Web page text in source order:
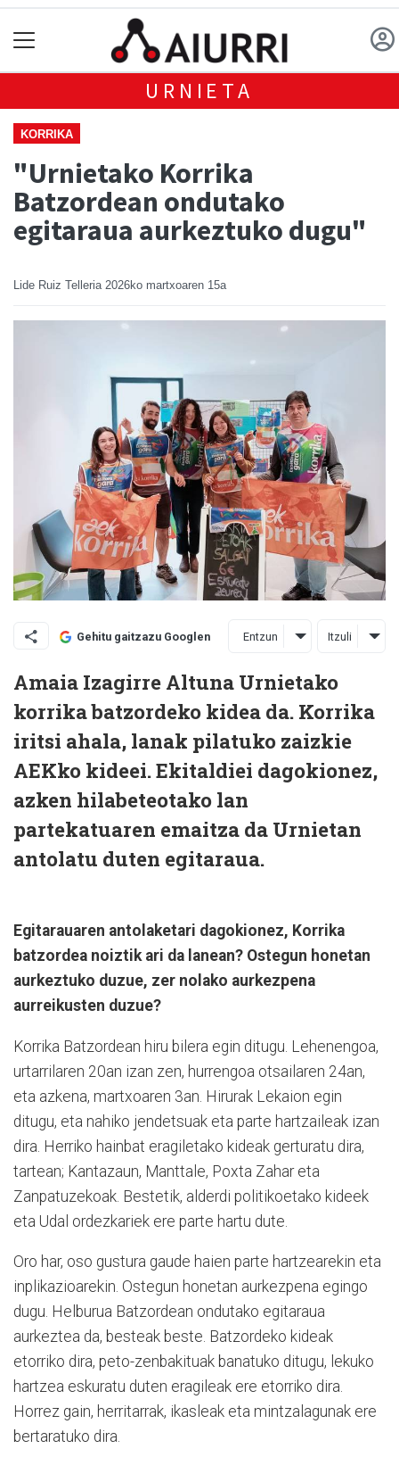
URNIETA
KORRIKA
"Urnietako Korrika
Batzordean ondutako
egitaraua aurkeztuko dugu"
Lide Ruiz Telleria 2026ko martxoaren 15a
Gehitu gaitzazu Googlen Entzun Itzuli
Amaia Izagirre Altuna Urnietako
korrika batzordeko kidea da. Korrika
iritsi ahala, lanak pilatuko zaizkie
AEKko kideei. Ekitaldiei dagokionez,
azken hilabeteotako lan
partekatuaren emaitza da Urnietan
antolatu duten egitaraua.
Egitarauaren antolaketari dagokionez, Korrika
batzordea noiztik ari da lanean? Ostegun honetan
aurkeztuko duzue, zer nolako aurkezpena
aurreikusten duzue?
Korrika Batzordean hiru bilera egin ditugu. Lehenengoa,
urtarrilaren 20an izan zen, hurrengoa otsailaren 24an,
eta azkena, martxoaren 3an. Hirurak Lekaion egin
ditugu, eta nahiko jendetsuak eta parte hartzaileak izan
dira. Herriko hainbat eragiletako kideak gerturatu dira,
tartean; Kantazaun, Manttale, Poxta Zahar eta
Zanpatuzekoak. Bestetik, alderdi politikoetako kideek
eta Udal ordezkariek ere parte hartu dute.
Oro har, oso gustura gaude haien parte hartzearekin eta
inplikazioarekin. Ostegun honetan aurkezpena egingo
dugu. Helburua Batzordean ondutako egitaraua
aurkeztea da, besteak beste. Batzordeko kideak
etorriko dira, peto-zenbakituak banatuko ditugu, lekuko
hartzea eskuratu duten eragileak ere etorriko dira.
Horrez gain, herritarrak, ikasleak eta mintzalagunak ere
bertaratuko dira.